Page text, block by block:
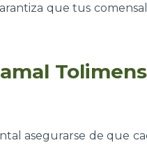
que tus
asegurarse de que